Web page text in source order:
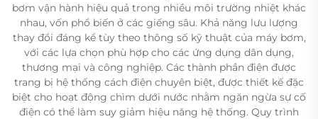
bơm vận hành hiệu quả trong nhiều môi trường nhiệt khác
nhau, vốn phổ biến ở các giếng sâu. Khả năng lưu lượng
thay đổi đáng kể tùy theo thông số kỹ thuật của máy bơm,
với các lựa chọn phù hợp cho các ứng dụng dân dụng,
thương mại và công nghiệp. Các thành phần điện được
trang bị hệ thống cách điện chuyên biệt, được thiết kế đặc
biệt cho hoạt động chìm dưới nước nhằm ngăn ngừa sự cố
điện có thể làm suy giảm hiệu năng hệ thống. Quy trình